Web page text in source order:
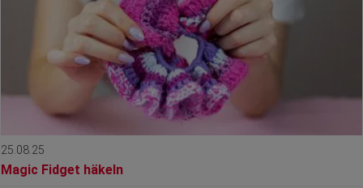
25.08.25
Magic Fidget häkeln